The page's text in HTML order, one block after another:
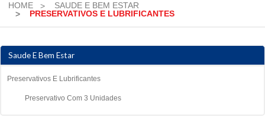
HOME
SAUDE E BEM ESTAR
PRESERVATIVOS E LUBRIFICANTES
Saude E Bem Estar
Preservativos E Lubrificantes
Preservativo Com 3 Unidades